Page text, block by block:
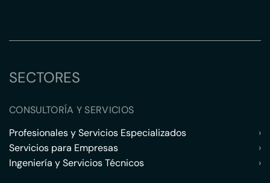
SECTORES
CONSULTORÍA Y SERVICIOS
Profesionales y Servicios Especializados
›
Servicios para Empresas
›
Ingeniería y Servicios Técnicos
›